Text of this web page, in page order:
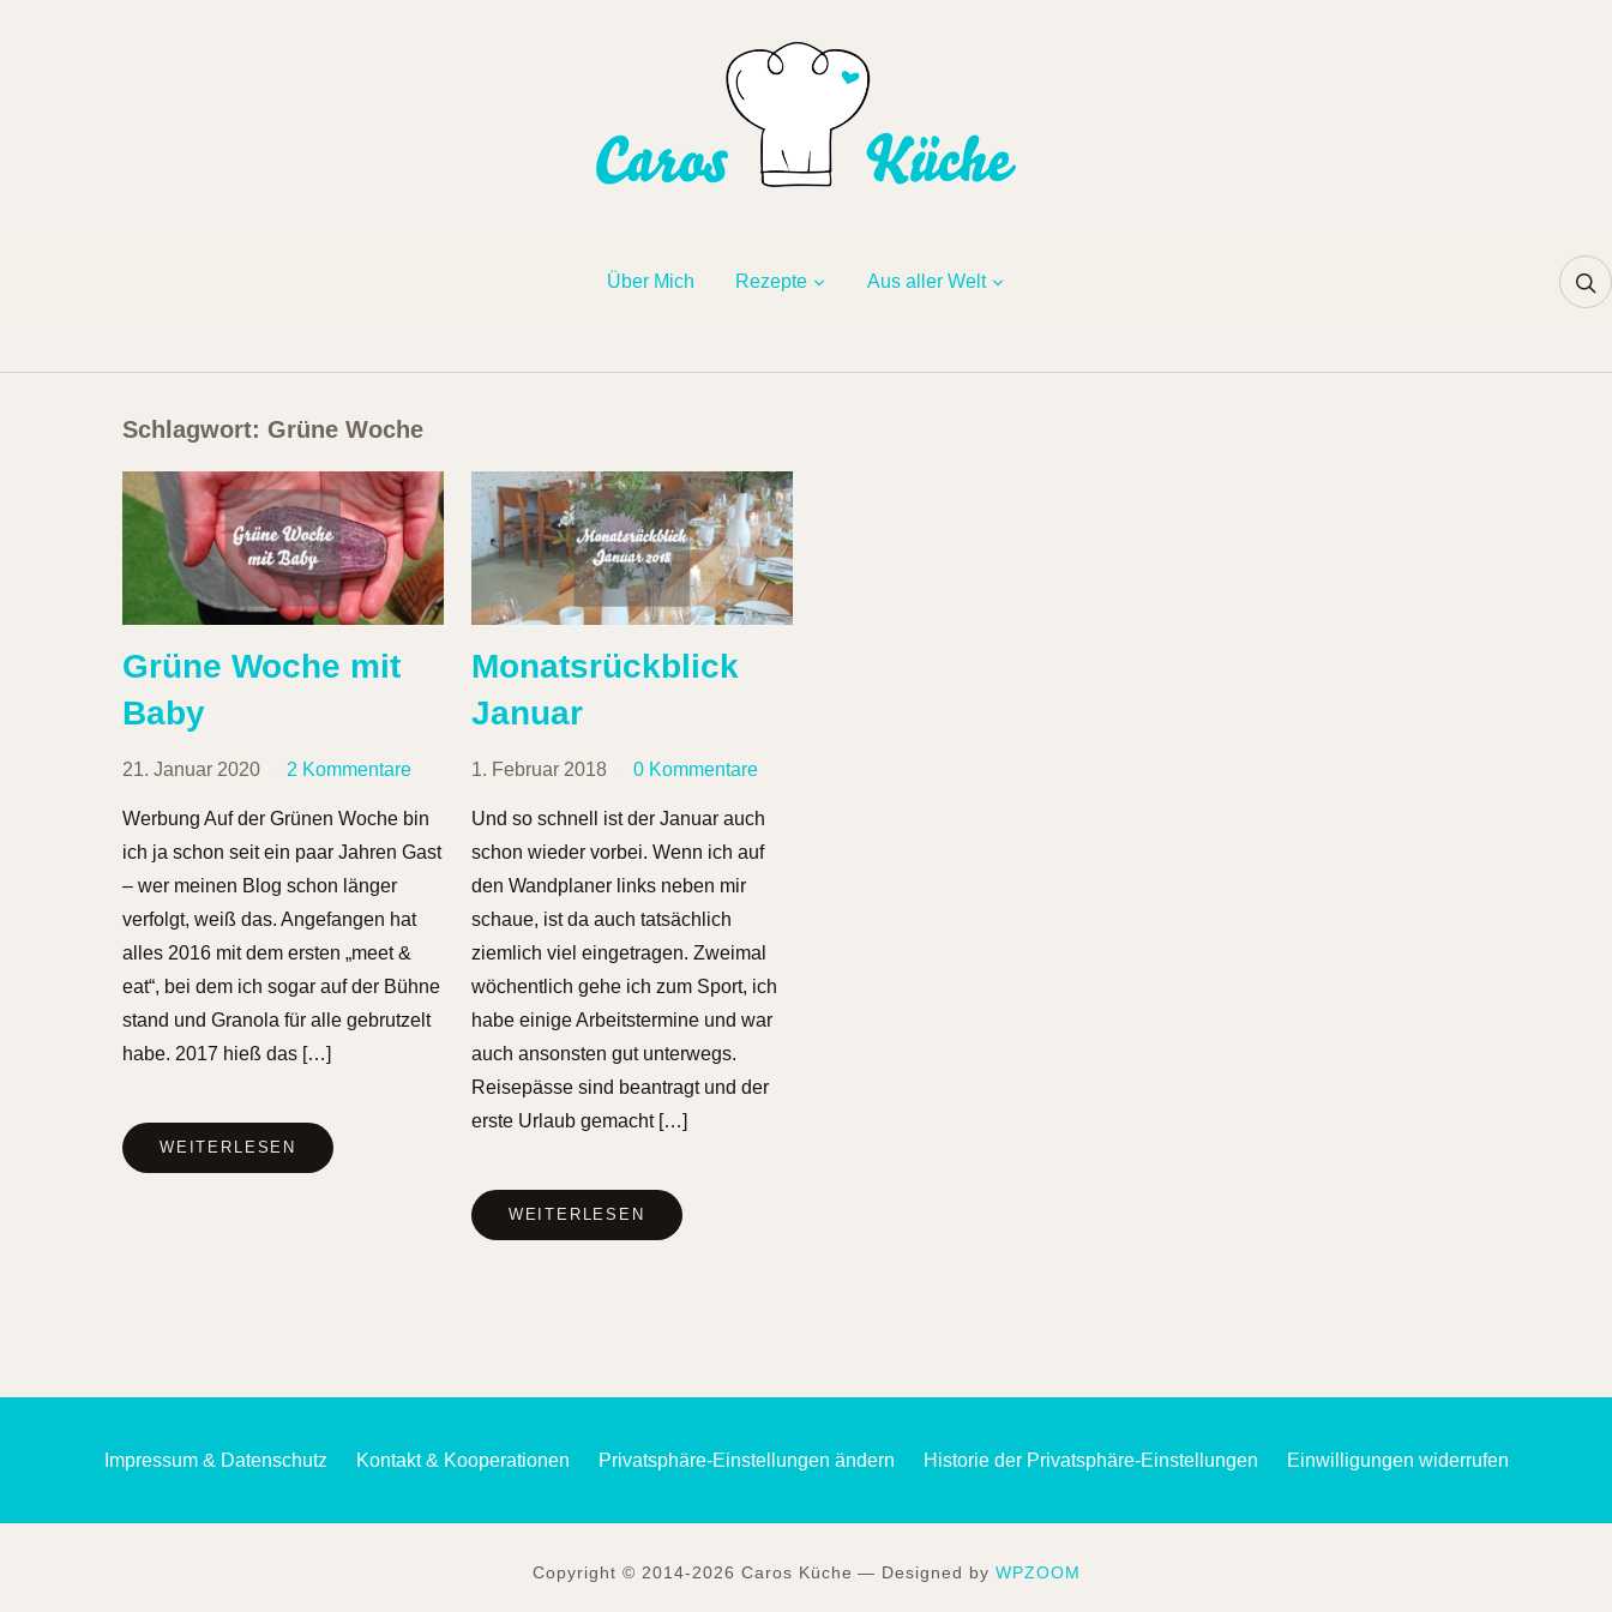
Über Mich Rezepte Aus aller Welt
Schlagwort: Grüne Woche
Grüne Woche mit
Baby
21. Januar 2020 2 Kommentare
Werbung Auf der Grünen Woche bin
ich ja schon seit ein paar Jahren Gast
– wer meinen Blog schon länger
verfolgt, weiß das. Angefangen hat
alles 2016 mit dem ersten „meet &
eat“, bei dem ich sogar auf der Bühne
stand und Granola für alle gebrutzelt
habe. 2017 hieß das […]
WEITERLESEN
Monatsrückblick
Januar
1. Februar 2018 0 Kommentare
Und so schnell ist der Januar auch
schon wieder vorbei. Wenn ich auf
den Wandplaner links neben mir
schaue, ist da auch tatsächlich
ziemlich viel eingetragen. Zweimal
wöchentlich gehe ich zum Sport, ich
habe einige Arbeitstermine und war
auch ansonsten gut unterwegs.
Reisepässe sind beantragt und der
erste Urlaub gemacht […]
WEITERLESEN
Impressum & Datenschutz Kontakt & Kooperationen Privatsphäre-Einstellungen ändern Historie der Privatsphäre-Einstellungen Einwilligungen widerrufen
Copyright © 2014-2026 Caros Küche — Designed by WPZOOM